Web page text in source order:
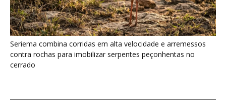
Seriema combina corridas em alta velocidade e arremessos
contra rochas para imobilizar serpentes peçonhentas no
cerrado